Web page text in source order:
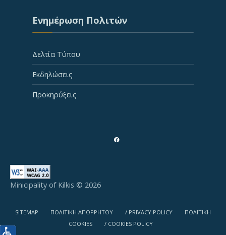
Ενημέρωση Πολιτών
Δελτία Τύπου
Εκδηλώσεις
Προκηρύξεις
Minicipality of Kilkis © 2026
SITEMAP ΠΟΛΙΤΙΚΗ ΑΠΟΡΡΗΤΟΥ / PRIVACY POLICY
ΠΟΛΙΤΙΚΗ
COOKIES
/ COOKIES POLICY